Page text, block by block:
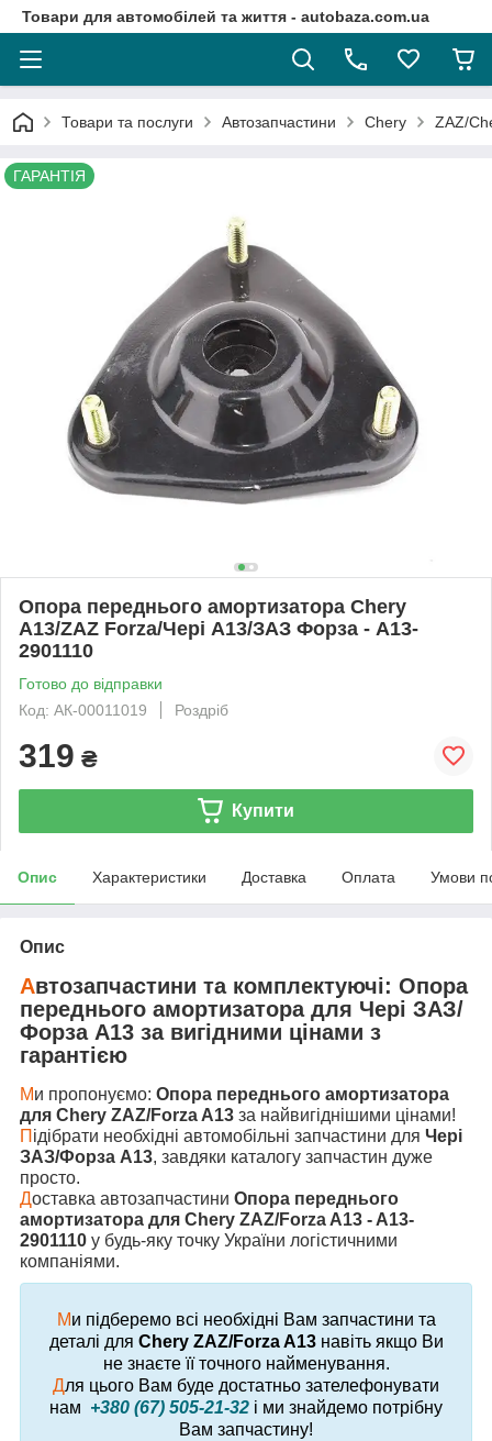
Товари для автомобілей та життя - autobaza.com.ua
Товари та послуги Автозапчастини Chery ZAZ/
ГАРАНТІЯ
Опора переднього амортизатора Chery
A13/ZAZ Forza/Чері А13/ЗАЗ Форза - A13-
2901110
Готово до відправки
Код: АК-00011019
Роздріб
319 ₴
Купити
Опис Характеристики Доставка Оплата Умови
Опис
Автозапчастини та комплектуючі: Опора
переднього амортизаторадля Чері ЗАЗ/
Форза А13 за вигідними цінами з
гарантією
Ми пропонуємо: Опора переднього амортизатора
для Chery ZAZ/Forza A13 за найвигіднішими цінами!
П ідібрати необхідні автомобільні запчастини для Чері
ЗАЗ/Форза А13, завдяки каталогу запчастин дуже
просто.
Доставка автозапчастини Опора переднього
амортизатора для Chery ZAZ/Forza A13 - A13-
2901110 у будь-яку точку України логістичними
компаніями.
Ми підберемо всі необхідні Вам запчастини та
деталі для Chery ZAZ/Forza A13навіть якщо Ви
не знаєте її точного найменування.
Для цього Вам буде достатньо зателефонувати
нам +380 (67) 505-21-32 і ми знайдемо потрібну
Вам запчастину!